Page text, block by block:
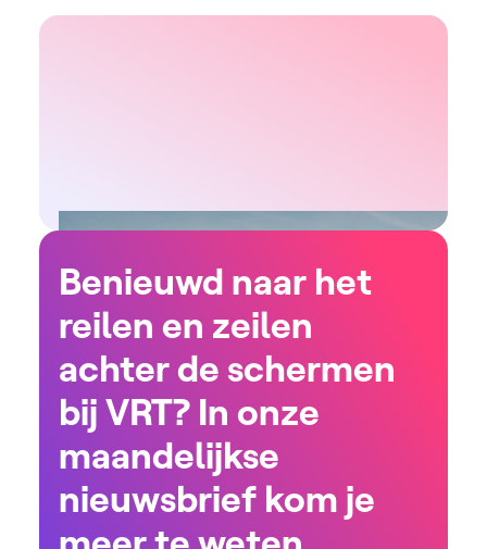
Benieuwd naar het
reilen en zeilen
achter de schermen
bij VRT? In onze
maandelijkse
nieuwsbrief kom je